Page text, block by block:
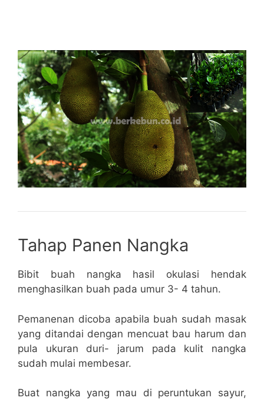
Tahap Panen Nangka
Bibit buah nangka hasil okulasi hendak
menghasilkan buah pada umur 3- 4 tahun.
Pemanenan dicoba apabila buah sudah masak
yang ditandai dengan mencuat bau harum dan
pula ukuran duri- jarum pada kulit nangka
sudah mulai membesar.
Buat nangka yang mau di peruntukan sayur,